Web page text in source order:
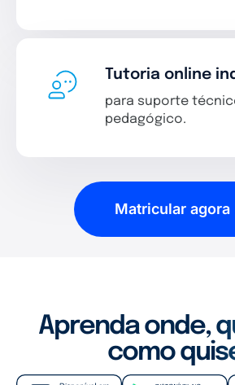
Tutoria online
para suporte
pedagógico.
Matricular agora
Aprenda onde,
como